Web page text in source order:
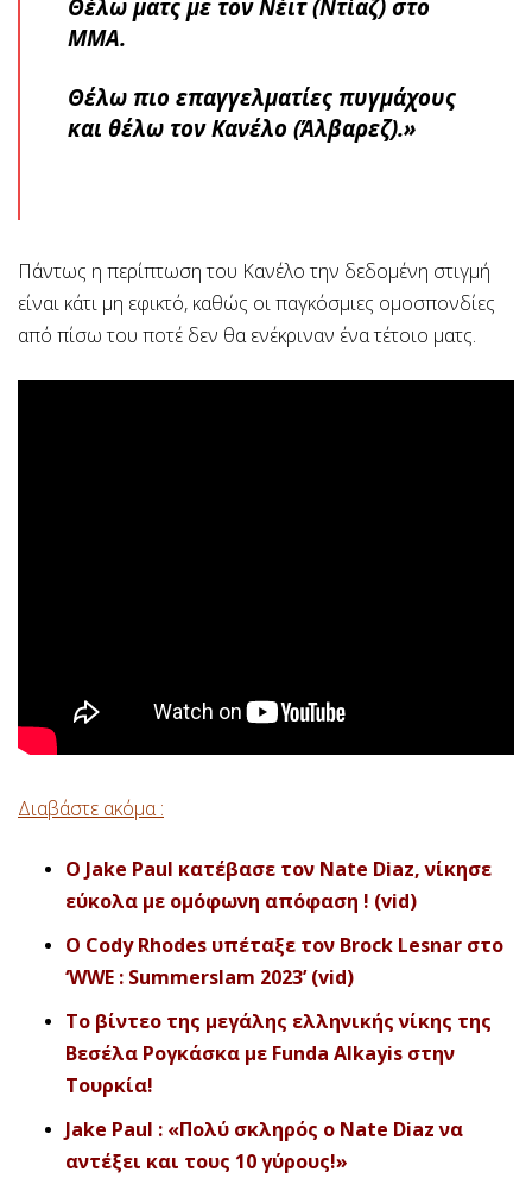
Θέλω ματς με τον Νέιτ (Ντίαζ) στο
ΜΜΑ.
Θέλω πιο επαγγελματίες πυγμάχους
και θέλω τον Κανέλο (Άλβαρεζ).»
Πάντως η περίπτωση του Κανέλο την δεδομένη στιγμή
είναι κάτι μη εφικτό, καθώς οι παγκόσμιες ομοσπονδίες
από πίσω του ποτέ δεν θα ενέκριναν ένα τέτοιο ματς.
Διαβάστε ακόμα :
O Jake Paul κατέβασε τον Nate Diaz, νίκησε
εύκολα με ομόφωνη απόφαση ! (vid)
O Cody Rhodes υπέταξε τον Brock Lesnar στο
‘WWE : Summerslam 2023’ (vid)
Το βίντεο της μεγάλης ελληνικής νίκης της
Βεσέλα Ρογκάσκα με Funda Alkayis στην
Τουρκία!
Jake Paul : «Πολύ σκληρός ο Nate Diaz να
αντέξει και τους 10 γύρους!»